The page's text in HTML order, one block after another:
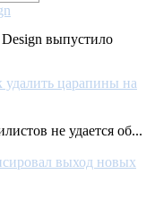
выпустило
удалить царапины на
не удается об...
выход новых